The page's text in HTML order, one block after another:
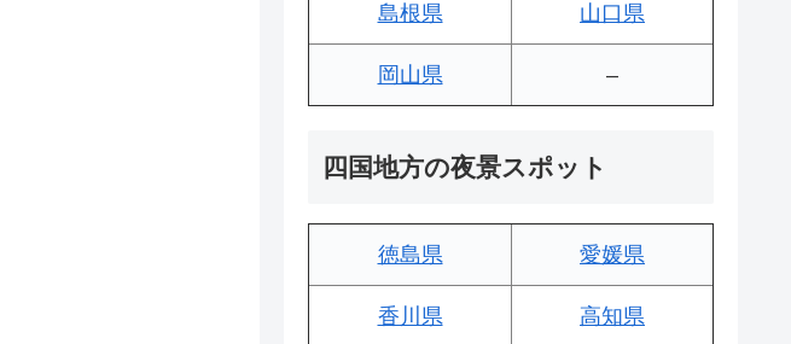
島根県 山口県
岡山県 –
四国地方の夜景スポット
徳島県 愛媛県
香川県 高知県